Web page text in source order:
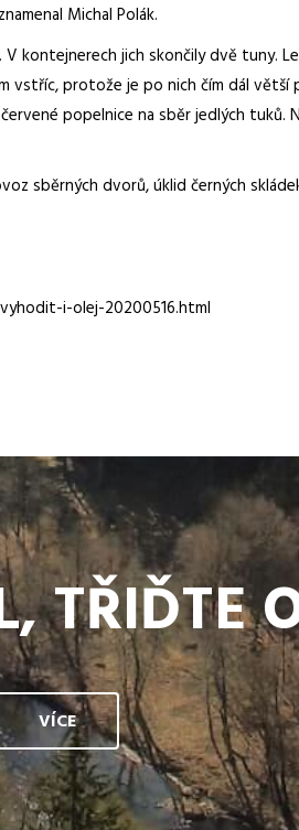
Michal Polák.
kontejnerech jich skončily dvě tuny.
protože je po nich čím dál větší
popelnice na sběr jedlých
sběrných dvorů, úklid černých
i-olej-20200516.html
TŘIĎTE
VÍCE